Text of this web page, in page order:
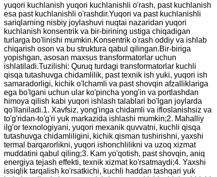
yuqori kuchlanish yuqori kuchlanishli o'rash, past kuchlanish
esa past kuchlanishli o'rashdir.Yuqori va past kuchlanishli
sariqlarning nisbiy joylashuvi nuqtai nazaridan yuqori
kuchlanish konsentrik va bir-birining ustiga chiqadigan
turlarga bo'linishi mumkin.Konsentrik o'rash oddiy va ishlab
chiqarish oson va bu struktura qabul qilingan.Bir-biriga
yopishgan, asosan maxsus transformatorlar uchun
ishlatiladi.Tuzilishi: Quruq turdagi transformatorlar kuchli
qisqa tutashuvga chidamlilik, past texnik ish yuki, yuqori ish
samaradorligi, kichik o'lchamli va past shovqin afzalliklariga
ega bo'lgani uchun ular ko'pincha yong'in va portlashdan
himoya qilish kabi yuqori ishlash talablari bo'lgan joylarda
qo'llaniladi.1. Xavfsiz, yong'inga chidamli va ifloslanishsiz va
to'g'ridan-to'g'ri yuk markazida ishlashi mumkin;2. Mahalliy
ilg'or texnologiyani, yuqori mexanik quvvatni, kuchli qisqa
tutashuvga chidamliligini, kichik qisman tushirishni, yaxshi
termal barqarorlikni, yuqori ishonchlilikni va uzoq xizmat
muddatini qabul qiling;3. Kam yo'qotish, past shovqin, aniq
energiya tejash effekti, texnik xizmat ko'rsatmaydi;4. Yaxshi
issiqlik tarqalish ko'rsatkichi, kuchli haddan tashqari yuk